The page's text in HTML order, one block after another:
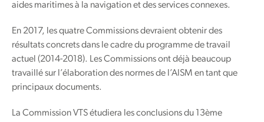
aides maritimes à la navigation et des services connexes.
En 2017, les quatre Commissions devraient obtenir des
résultats concrets dans le cadre du programme de travail
actuel (2014-2018). Les Commissions ont déjà beaucoup
travaillé sur l’élaboration des normes de l’AISM en tant que
principaux documents.
La Commission VTS étudiera les conclusions du 13ème